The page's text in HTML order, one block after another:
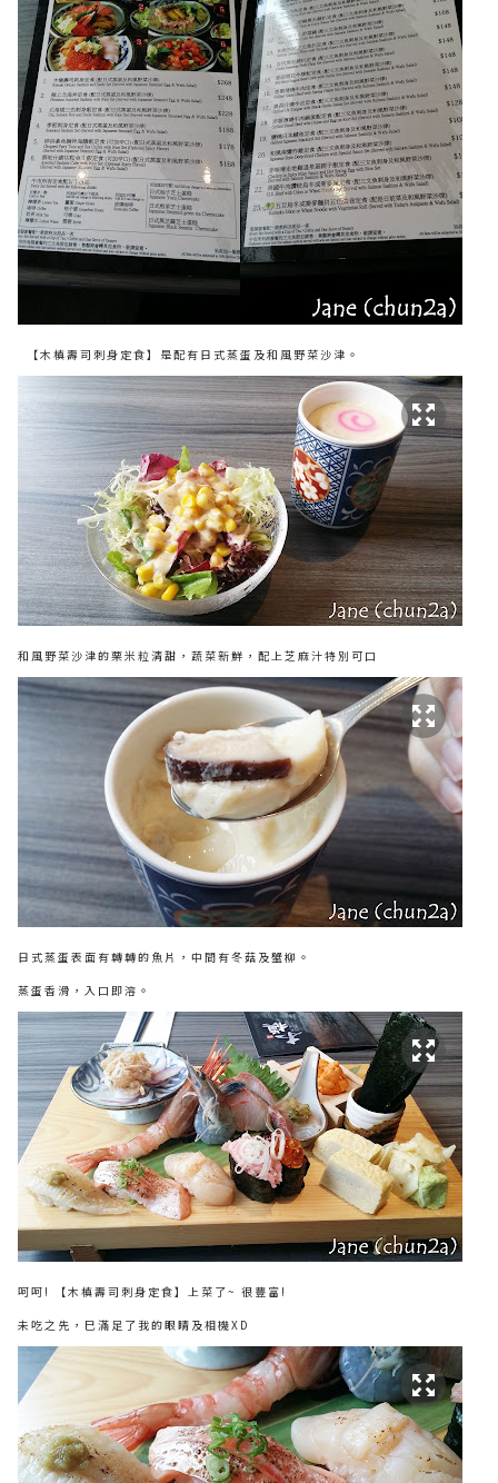
【木槙壽司刺身定食】是配有日式蒸蛋及和風野菜沙津。
和風野菜沙津的栗米粒清甜，蔬菜新鮮，配上芝麻汁特別可口
日式蒸蛋表面有轉轉的魚片，中間有冬菇及蟹柳。
蒸蛋香滑，入口即溶。
呵呵! 【木槙壽司刺身定食】上菜了~ 很豐富!
未吃之先，巳滿足了我的眼睛及相機XD